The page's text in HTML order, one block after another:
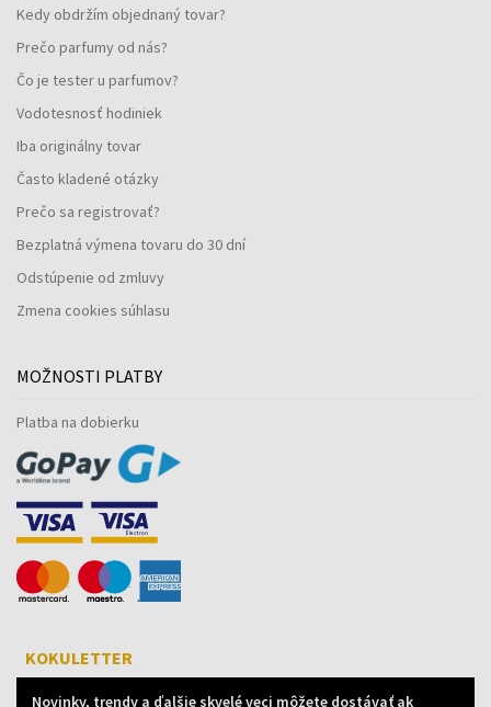
Kedy obdržím objednaný tovar?
Prečo parfumy od nás?
Čo je tester u parfumov?
Vodotesnosť hodiniek
Iba originálny tovar
Často kladené otázky
Prečo sa registrovať?
Bezplatná výmena tovaru do 30 dní
Odstúpenie od zmluvy
Zmena cookies súhlasu
MOŽNOSTI PLATBY
Platba na dobierku
KOKULETTER
Novinky, trendy a ďalšie skvelé veci môžete dostávať ak